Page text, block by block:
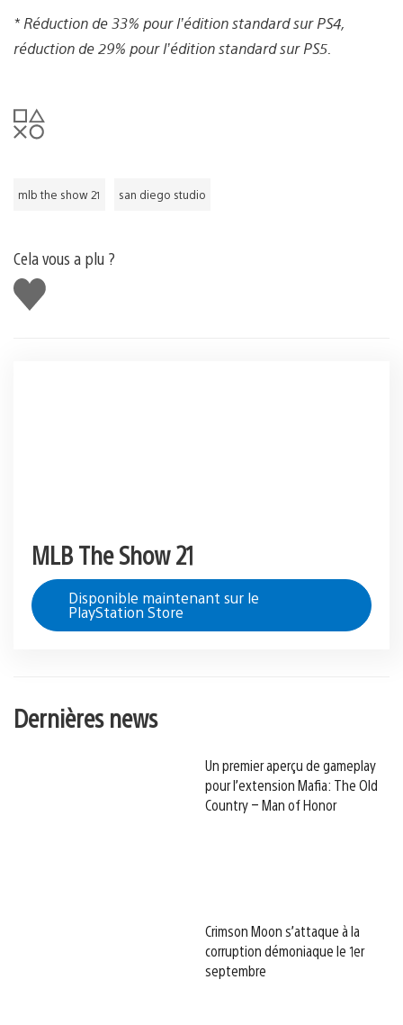
* Réduction de 33% pour l’édition standard sur PS4,
réduction de 29% pour l’édition standard sur PS5.
mlb the show 21 san diego studio
Cela vous a plu ?
J'aime
MLB The Show 21
Disponible maintenant sur le
PlayStation Store
Dernières news
Un premier aperçu de gameplay
pour l’extension Mafia: The Old
Country – Man of Honor
Crimson Moon s’attaque à la
corruption démoniaque le 1er
septembre